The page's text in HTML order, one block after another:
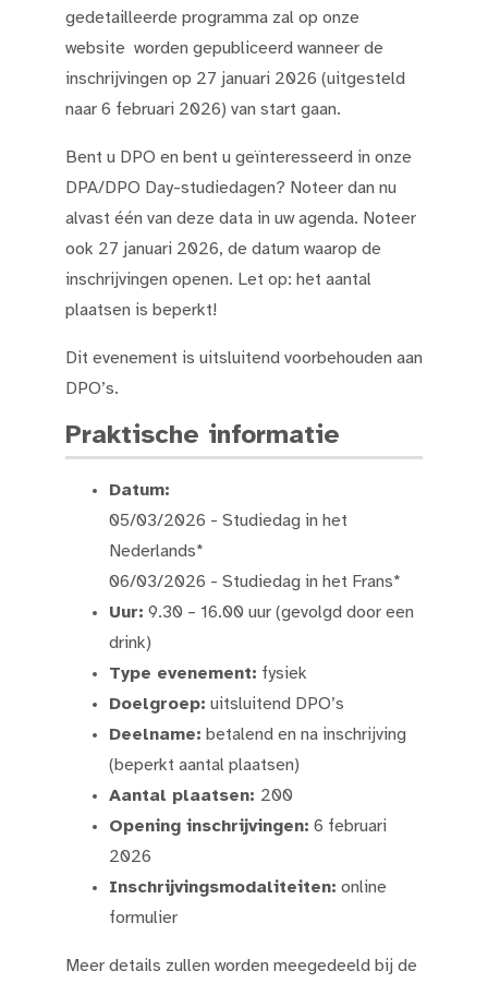
gedetailleerde programma zal op onze
website worden gepubliceerd wanneer de
inschrijvingen op 27 januari 2026 (uitgesteld
naar 6 februari 2026) van start gaan.
Bent u DPO en bent u geïnteresseerd in onze
DPA/DPO Day-studiedagen? Noteer dan nu
alvast één van deze data in uw agenda. Noteer
ook 27 januari 2026, de datum waarop de
inschrijvingen openen. Let op: het aantal
plaatsen is beperkt!
Dit evenement is uitsluitend voorbehouden aan
DPO’s.
Praktische informatie
Datum:
05/03/2026 - Studiedag in het
Nederlands*
06/03/2026 - Studiedag in het Frans*
Uur: 9.30 – 16.00 uur (gevolgd door een
drink)
Type evenement: fysiek
Doelgroep: uitsluitend DPO’s
Deelname: betalend en na inschrijving
(beperkt aantal plaatsen)
Aantal plaatsen: 200
Opening inschrijvingen: 6 februari
2026
Inschrijvingsmodaliteiten: online
formulier
Meer details zullen worden meegedeeld bij de